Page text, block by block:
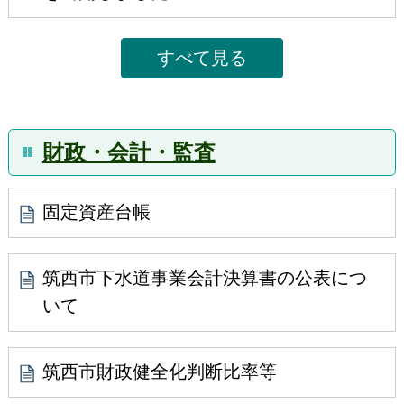
語)を作成しました
消費税率改定に伴う水道料金等の変更について
2017年6月13日
「筑西市観光推進のためのアクションプラン」が
完成しました！
2017年4月11日
空家等の適正な管理をお願いします
すべて見る
財政・会計・監査
固定資産台帳
筑西市下水道事業会計決算書の公表につ
いて
筑西市財政健全化判断比率等